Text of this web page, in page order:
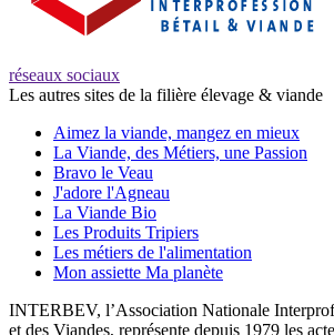
réseaux sociaux
Les autres sites de la filière élevage & viande
Aimez la viande, mangez en mieux
La Viande, des Métiers, une Passion
Bravo le Veau
J'adore l'Agneau
La Viande Bio
Les Produits Tripiers
Les métiers de l'alimentation
Mon assiette Ma planète
INTERBEV, l’Association Nationale
et des Viandes, représente depuis 1979 les